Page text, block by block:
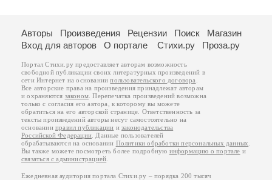
Авторы Произведения Рецензии Поиск
Магазин
Вход для авторов
О портале Стихи.ру Проза.ру
Портал Стихи.ру предоставляет авторам возможность
свободной публикации своих литературных произведений в
сети Интернет на основаниипользовательского договора
Все авторские права на произведения принадлежат авторам
и охраняются законом . Перепечатка произведений возможна
только с согласия его автора, к которому вы можете
обратиться на его авторской странице. Ответственность за
тексты произведений авторы несут самостоятельно на
основанииправил публикации изаконодательства
Российской Федерации . Данные пользователей
обрабатываются на основании Политики обработки персональных данных
Вы также можете посмотреть более подробную информацию о портале и
связаться с администрацией
Ежедневная аудитория портала Стихи.ру – порядка 200 тысяч